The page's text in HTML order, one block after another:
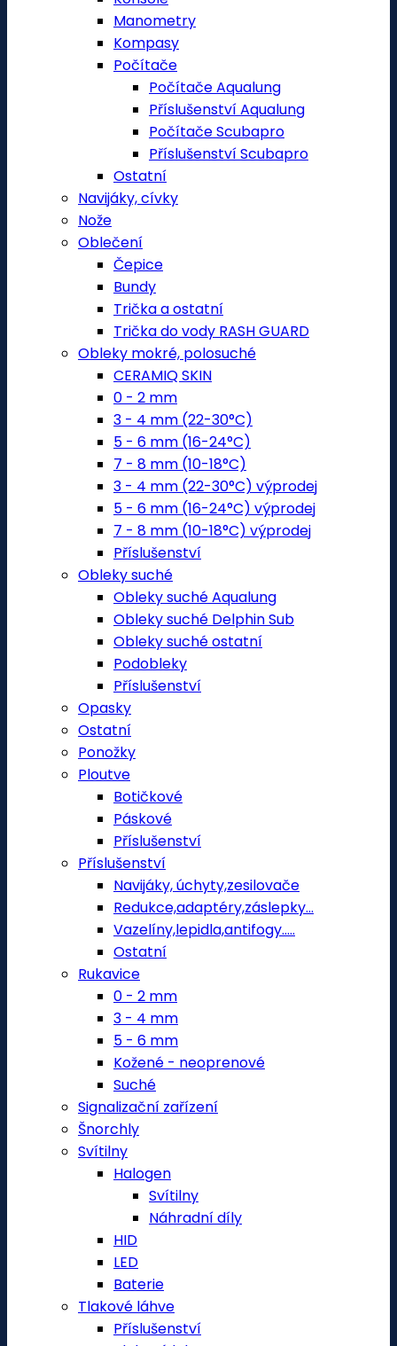
Manometry
Kompasy
Počítače
Počítače Aqualung
Příslušenství Aqualung
Počítače Scubapro
Příslušenství Scubapro
Ostatní
Navijáky, cívky
Nože
Oblečení
Čepice
Bundy
Trička a ostatní
Trička do vody RASH GUARD
Obleky mokré, polosuché
CERAMIQ SKIN
0 - 2 mm
3 - 4 mm (22-30°C)
5 - 6 mm (16-24°C)
7 - 8 mm (10-18°C)
3 - 4 mm (22-30°C) výprodej
5 - 6 mm (16-24°C) výprodej
7 - 8 mm (10-18°C) výprodej
Příslušenství
Obleky suché
Obleky suché Aqualung
Obleky suché Delphin Sub
Obleky suché ostatní
Podobleky
Příslušenství
Opasky
Ostatní
Ponožky
Ploutve
Botičkové
Páskové
Příslušenství
Příslušenství
Navijáky, úchyty,zesilovače
Redukce,adaptéry,záslepky...
Vazelíny,lepidla,antifogy.....
Ostatní
Rukavice
0 - 2 mm
3 - 4 mm
5 - 6 mm
Kožené - neoprenové
Suché
Signalizační zařízení
Šnorchly
Svítilny
Halogen
Svítilny
Náhradní díly
HID
LED
Baterie
Tlakové láhve
Příslušenství